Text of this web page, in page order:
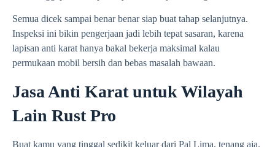
Semua dicek sampai benar benar siap buat tahap selanjutnya.
Inspeksi ini bikin pengerjaan jadi lebih tepat sasaran, karena
lapisan anti karat hanya bakal bekerja maksimal kalau
permukaan mobil bersih dan bebas masalah bawaan.
Jasa Anti Karat untuk Wilayah
Lain Rust Pro
Buat kamu yang tinggal sedikit keluar dari Pal Lima, tenang aja.